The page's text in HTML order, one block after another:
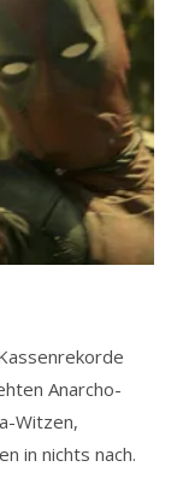
Anarcho-
Witzen,
in nichts nach.